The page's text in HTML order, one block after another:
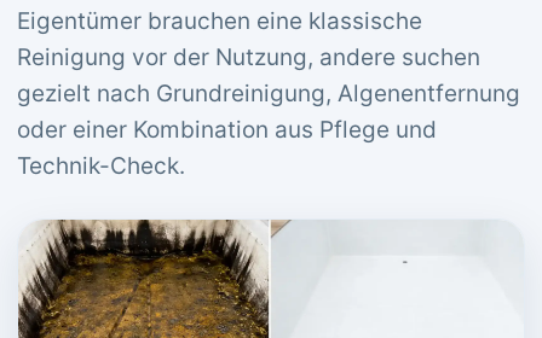
Eigentümer brauchen eine klassische
Reinigung vor der Nutzung, andere suchen
gezielt nach Grundreinigung, Algenentfernung
oder einer Kombination aus Pflege und
Technik-Check.